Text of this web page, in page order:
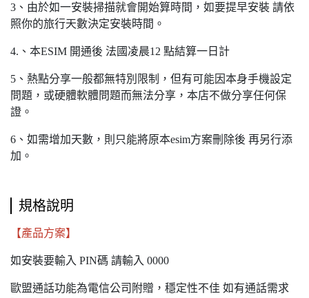
3、由於如一安裝掃描就會開始算時間，如要提早安裝 請依
照你的旅行天數決定安裝時間。
4.、本ESIM 開通後 法國凌晨12 點結算一日計
5、熱點分享一般都無特別限制，但有可能因本身手機設定
問題，或硬體軟體問題而無法分享，本店不做分享任何保
證。
6、如需增加天數，則只能將原本esim方案刪除後 再另行添
加。
規格說明
【產品方案】
如安裝要輸入 PIN碼 請輸入 0000
歐盟通話功能為電信公司附贈，穩定性不佳 如有通話需求